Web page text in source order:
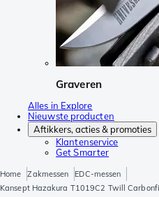
Graveren
Alles in Explore
Nieuwste producten
Aftikkers, acties & promoties
Klantenservice
Get Smarter
Home Zakmessen
EDC-messen
Kansept Hazakura T1019C2 Twill